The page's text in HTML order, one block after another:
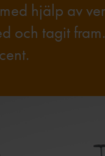
hjälp av
och tagit fram.